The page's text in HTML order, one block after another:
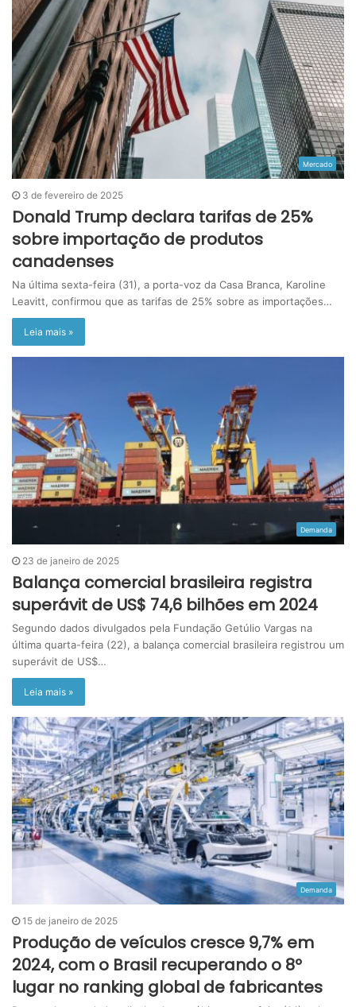
Mercado
3 de fevereiro de 2025
Donald Trump declara tarifas de 25%
sobre importação de produtos
canadenses
Na última sexta-feira (31), a porta-voz da Casa Branca, Karoline
Leavitt, confirmou que as tarifas de 25% sobre as importações…
Leia mais »
Demanda
23 de janeiro de 2025
Balança comercial brasileira registra
superávit de US$ 74,6 bilhões em 2024
Segundo dados divulgados pela Fundação Getúlio Vargas na
última quarta-feira (22), a balança comercial brasileira registrou um
superávit de US$…
Leia mais »
Demanda
15 de janeiro de 2025
Produção de veículos cresce 9,7% em
2024, com o Brasil recuperando o 8º
lugar no ranking global de fabricantes